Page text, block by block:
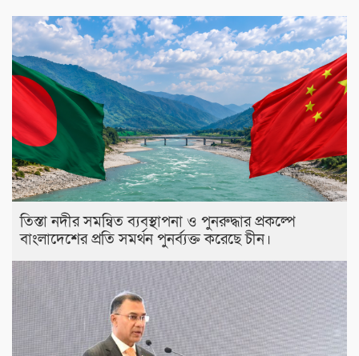
তিস্তা নদীর সমন্বিত ব্যবস্থাপনা ও পুনরুদ্ধার প্রকল্পে
বাংলাদেশের প্রতি সমর্থন পুনর্ব্যক্ত করেছে চীন।